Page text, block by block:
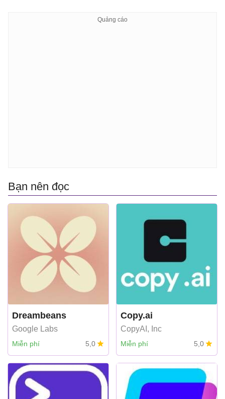
Bạn nên đọc
Dreambeans
Google Labs
Miễn phí 5,0
Copy.ai
CopyAI, Inc
Miễn phí 5,0